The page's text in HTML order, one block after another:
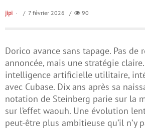
jipi / 7 février 2026 / 90
Dorico avance sans tapage. Pas de
annoncée, mais une stratégie
intelligence artificielle utilitaire,
avec Cubase. Dix ans après sa
notation de Steinberg parie sur la
sur l’effet waouh. Une évolution
peut-être plus ambitieuse qu’il n’y